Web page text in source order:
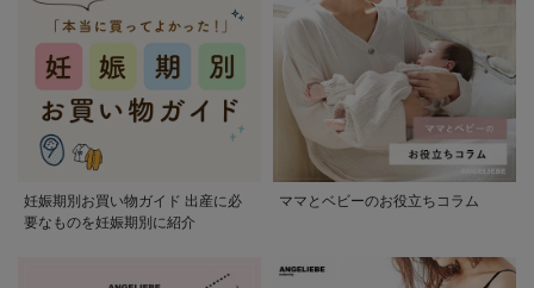
妊娠期別お買い物ガイド 出産に必
要なものを妊娠期別に紹介
ママとベビーのお役立ちコラム